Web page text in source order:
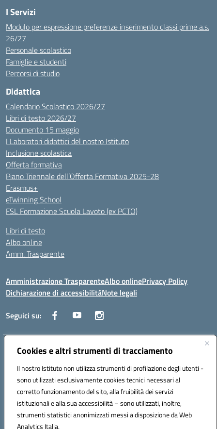
Cookies e altri strumenti di tracciamento
Il nostro Istituto non utilizza strumenti di profilazione degli utenti -
sono utilizzati esclusivamente cookies tecnici necessari al
corretto funzionamento del sito, alla fruibilità dei servizi
istituzionali e alla sua accessibilità – sono utilizzati, inoltre,
strumenti statistici anonimizzati messi a disposizione da Web
Analytics Italia.
I Servizi
Modulo per espressione preferenze inserimento classi prime a.s.
26/27
Personale scolastico
Famiglie e studenti
Percorsi di studio
Didattica
Calendario Scolastico 2026/27
Libri di testo 2026/27
Documento 15 maggio
I Laboratori didattici del nostro Istituto
Inclusione scolastica
Offerta formativa
Piano Triennale dell’Offerta Formativa 2025-28
Erasmus+
eTwinning School
FSL Formazione Scuola Lavoto (ex PCTO)
Libri di testo
Albo online
Amm. Trasparente
Amministrazione TrasparenteAlbo onlinePrivacy Policy
Dichiarazione di accessibilitàNote legali
Seguici su:
Indirizzo:Lecce
Posta elettronica certificata (PEC):leis03400t@pec.istruzione.it
Codice fiscale: 80010750752
Codice meccanografico: leis03400t